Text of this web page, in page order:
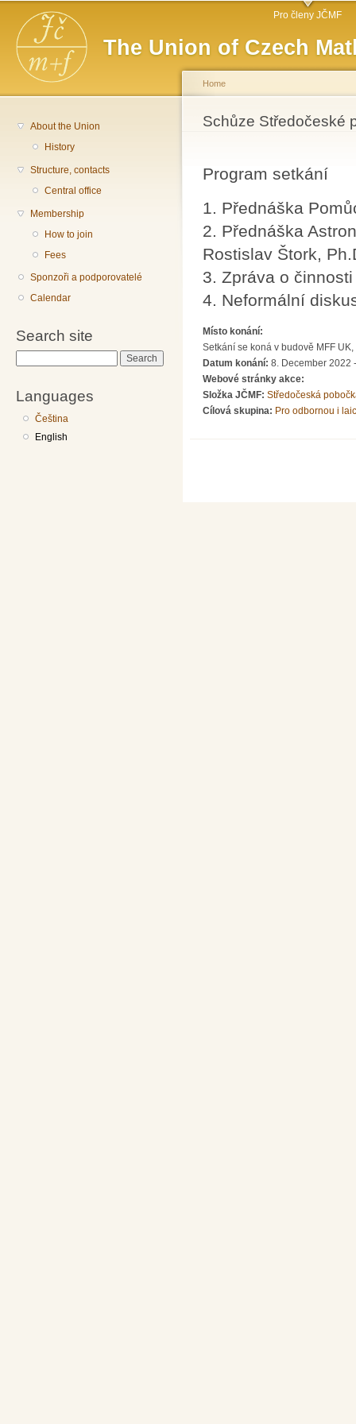
The Union of Czech
Main menu Pro členy JČMF
About the Union
History
Structure, contacts
Central office
Membership
How to join
Fees
Sponzoři a podporovatelé
Calendar
Search site
Languages
Čeština
English
You are here
Home
Schůze Středočeské
Program setkání
1. Přednáška
2. Přednáška
Rostislav Štork,
3. Zpráva o
4. Neformální
Místo konání:
Setkání se koná v budově MFF
Datum konání: 8. December 2022
Webové stránky akce:
Složka JČMF: Středočeská
Cílová skupina: Pro odbornou i